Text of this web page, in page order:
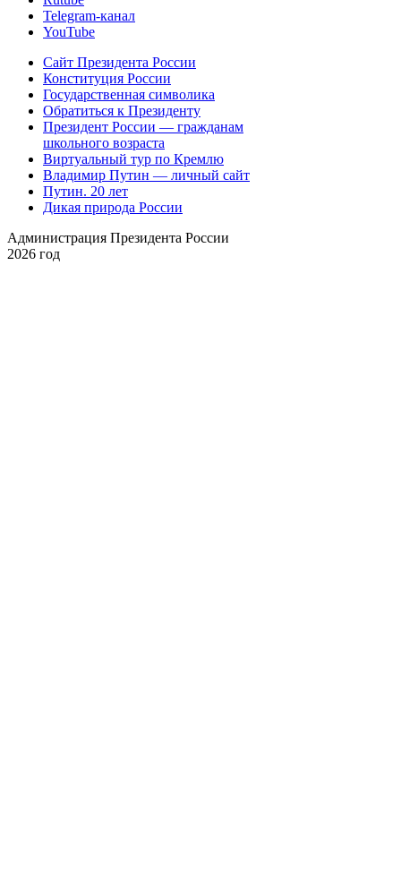
Telegram-канал
YouTube
Сайт Президента России
Конституция России
Государственная символика
Обратиться к Президенту
Президент России — гражданам
школьного возраста
Виртуальный тур по Кремлю
Владимир Путин — личный сайт
Путин. 20 лет
Дикая природа России
Администрация Президента России
2026 год